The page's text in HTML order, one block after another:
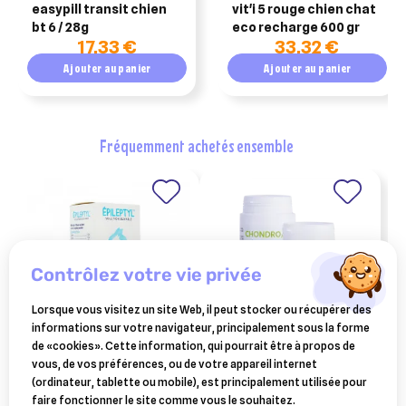
easypill transit chien
bt 6 / 28g
17,33 €
Ajouter au panier
vit'i 5 rouge chien chat
eco recharge 600 gr
33,32 €
Ajouter au panier
fréquemment achetés ensemble
BOIRON
boiron épileptyl solution
buvable flacon 30ml
GREENVET
chondro-b comprimés –
green vet – boîte de 90
comprimés – chien et chat
contrôlez votre vie privée
Lorsque vous visitez un site Web, il peut stocker ou récupérer des
informations sur votre navigateur, principalement sous la forme
de «cookies». Cette information, qui pourrait être à propos de
vous, de vos préférences, ou de votre appareil internet
(ordinateur, tablette ou mobile), est principalement utilisée pour
faire fonctionner le site comme vous le souhaitez.